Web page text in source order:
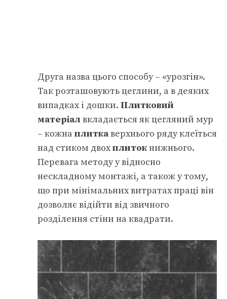
Друга назва цього способу – «урозгін».
Так розташовують цеглини, а в деяких
випадках і дошки. Плитковий
матеріал вкладається як цегляний мур
– кожнаплиткаверхнього ряду клеїться
над стиком двохплитокнижнього.
Перевага методу у відносно
нескладному монтажі, а також у тому,
що при мінімальних витратах праці він
дозволяє відійти від звичного
розділення стіни на квадрати.